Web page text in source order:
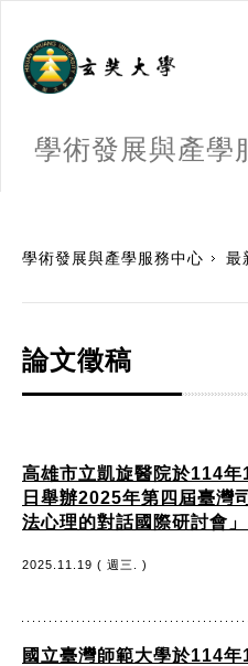
學術發展與產學
學術發展與產學服務中心 最
論文徵稿
高雄市立凱旋醫院於114
日舉辦2025年第四屆臺灣
法心理的對話國際研討會」
2025.11.19 ( 週三. )
國立臺灣師範大學於114